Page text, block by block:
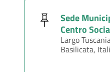
Sede
Centro
Largo
Basilicata,